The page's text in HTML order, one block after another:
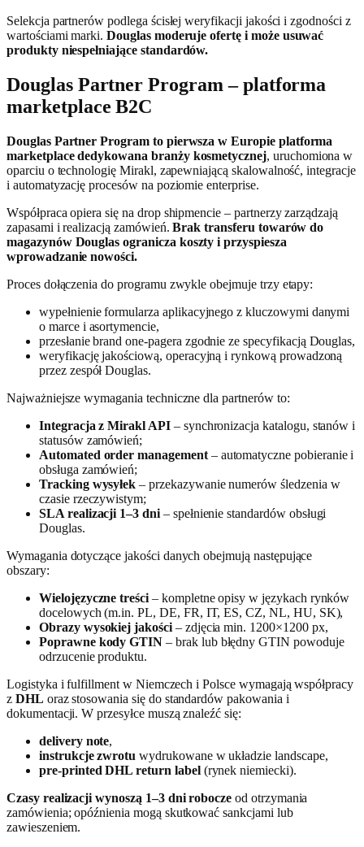
Selekcja partnerów podlega ścisłej weryfikacji jakości i zgodności z
wartościami marki.Douglas moderuje ofertę i może usuwać
produkty niespełniające standardów.
Douglas Partner Program – platforma
marketplace B2C
Douglas Partner Program to pierwsza w Europie platforma
marketplace dedykowana branży kosmetycznej, uruchomiona w
oparciu o technologię Mirakl, zapewniającą skalowalność, integracje
i automatyzację procesów na poziomie enterprise.
Współpraca opiera się na drop shipmencie – partnerzy zarządzają
zapasami i realizacją zamówień.Brak transferu towarów do
magazynów Douglas ogranicza koszty i przyspiesza
wprowadzanie nowości.
Proces dołączenia do programu zwykle obejmuje trzy etapy:
wypełnienie formularza aplikacyjnego z kluczowymi danymi
o marce i asortymencie,
przesłanie brand one-pagera zgodnie ze specyfikacją Douglas,
weryfikację jakościową, operacyjną i rynkową prowadzoną
przez zespół Douglas.
Najważniejsze wymagania techniczne dla partnerów to:
Integracja z Mirakl API– synchronizacja katalogu, stanów i
statusów zamówień;
Automated order management– automatyczne pobieranie i
obsługa zamówień;
Tracking wysyłek – przekazywanie numerów śledzenia w
czasie rzeczywistym;
SLA realizacji 1–3 dni– spełnienie standardów obsługi
Douglas.
Wymagania dotyczące jakości danych obejmują następujące
obszary:
Wielojęzyczne treści – kompletne opisy w językach rynków
docelowych (m.in. PL, DE, FR, IT, ES, CZ, NL, HU, SK),
Obrazy wysokiej jakości– zdjęcia min. 1200×1200 px,
Poprawne kody GTIN – brak lub błędny GTIN powoduje
odrzucenie produktu.
Logistyka i fulfillment w Niemczech i Polsce wymagają współpracy
z DHL oraz stosowania się do standardów pakowania i
dokumentacji. W przesyłce muszą znaleźć się:
delivery note,
instrukcje zwrotu wydrukowane w układzie landscape,
pre-printed DHL return label(rynek niemiecki).
Czasy realizacji wynoszą 1–3 dni robocze od otrzymania
zamówienia; opóźnienia mogą skutkować sankcjami lub
zawieszeniem.